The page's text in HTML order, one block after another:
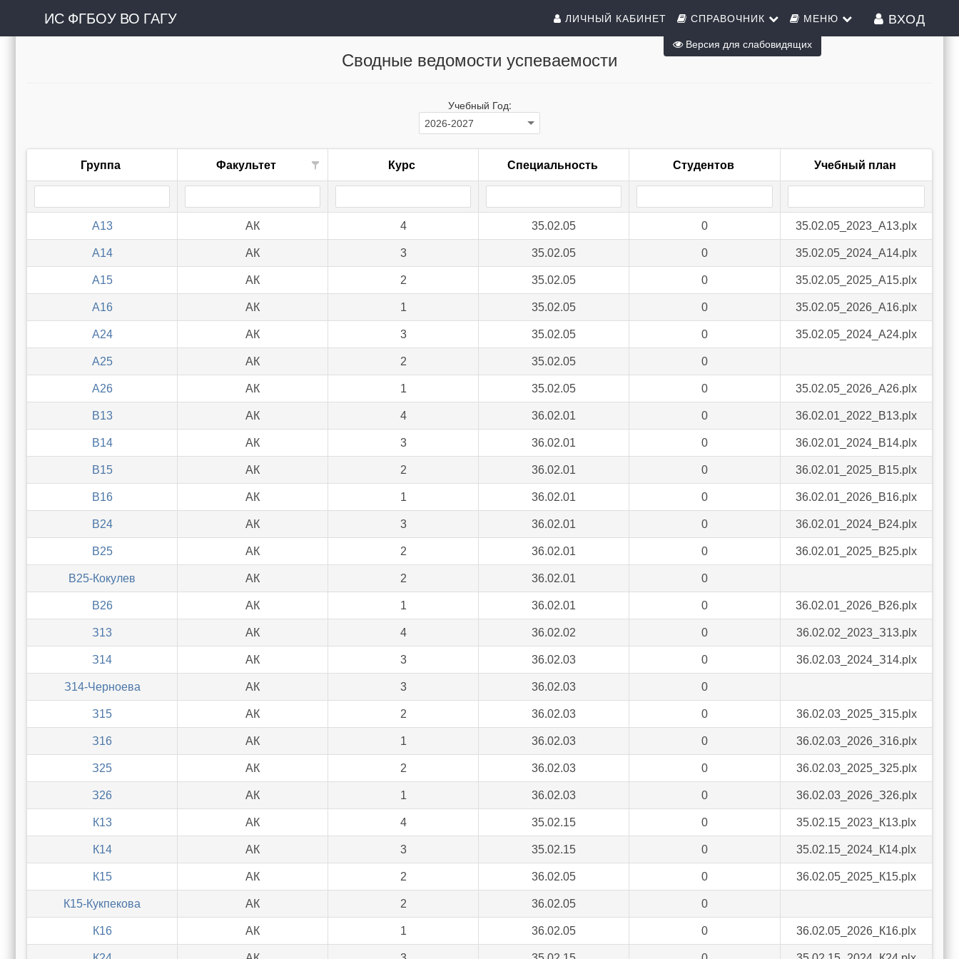
ИС ФГБОУ ВО ГАГУ ЛИЧНЫЙ КАБИНЕТ СПРАВОЧНИК МЕНЮ ВХОД
Сводные ведомости успеваемости
Учебный Год:
Группа Факультет Курс Специальность Студентов Учебный план
А13 АК 4 35.02.05 0 35.02.05_2023_А13.plx
А14 АК 3 35.02.05 0 35.02.05_2024_А14.plx
А15 АК 2 35.02.05 0 35.02.05_2025_А15.plx
А16 АК 1 35.02.05 0 35.02.05_2026_А16.plx
А24 АК 3 35.02.05 0 35.02.05_2024_А24.plx
А25 АК 2 35.02.05 0
А26 АК 1 35.02.05 0 35.02.05_2026_А26.plx
В13 АК 4 36.02.01 0 36.02.01_2022_В13.plx
В14 АК 3 36.02.01 0 36.02.01_2024_В14.plx
В15 АК 2 36.02.01 0 36.02.01_2025_В15.plx
В16 АК 1 36.02.01 0 36.02.01_2026_В16.plx
В24 АК 3 36.02.01 0 36.02.01_2024_В24.plx
В25 АК 2 36.02.01 0 36.02.01_2025_В25.plx
В25-Кокулев АК 2 36.02.01 0
В26 АК 1 36.02.01 0 36.02.01_2026_В26.plx
З13 АК 4 36.02.02 0 36.02.02_2023_З13.plx
З14 АК 3 36.02.03 0 36.02.03_2024_З14.plx
З14-Черноева АК 3 36.02.03 0
З15 АК 2 36.02.03 0 36.02.03_2025_З15.plx
З16 АК 1 36.02.03 0 36.02.03_2026_З16.plx
З25 АК 2 36.02.03 0 36.02.03_2025_З25.plx
З26 АК 1 36.02.03 0 36.02.03_2026_З26.plx
К13 АК 4 35.02.15 0 35.02.15_2023_К13.plx
К14 АК 3 35.02.15 0 35.02.15_2024_К14.plx
К15 АК 2 36.02.05 0 36.02.05_2025_К15.plx
К15-Кукпекова АК 2 36.02.05 0
К16 АК 1 36.02.05 0 36.02.05_2026_К16.plx
Версия для слабовидящих